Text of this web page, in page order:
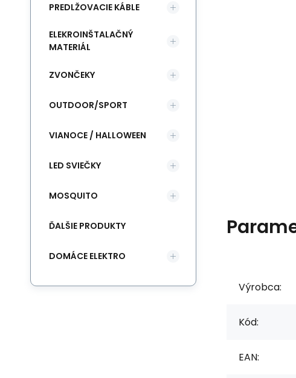
Výrobca:
Kód:
EAN:
PREDLŽOVACIE KÁBLE
ELEKROINŠTALAČNÝ
MATERIÁL
ZVONČEKY
OUTDOOR/SPORT
VIANOCE / HALLOWEEN
LED SVIEČKY
MOSQUITO
ĎALŠIE PRODUKTY
DOMÁCE ELEKTRO